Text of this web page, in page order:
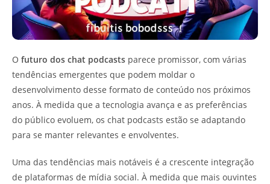
O futuro dos chat podcasts parece promissor, com várias
tendências emergentes que podem moldar o
desenvolvimento desse formato de conteúdo nos próximos
anos. À medida que a tecnologia avança e as preferências
do público evoluem, os chat podcasts estão se adaptando
para se manter relevantes e envolventes.
Uma das tendências mais notáveis é a crescente integração
de plataformas de mídia social. À medida que mais ouvintes